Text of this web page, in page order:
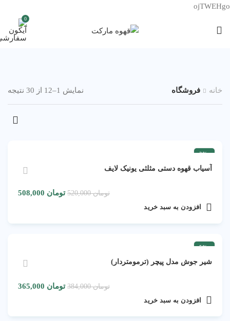
ojTWEHgo
0
خانه فروشگاه نمایش 1–12 از 30 نتیجه
-2%
آسیاب قهوه دستی مثلثی یونیک لایف
تومان520,000 تومان
افزودن به سبد خرید
-5%
شیر جوش مدل پیچر (ترمومتردار)
تومان384,000 تومان
افزودن به سبد خرید